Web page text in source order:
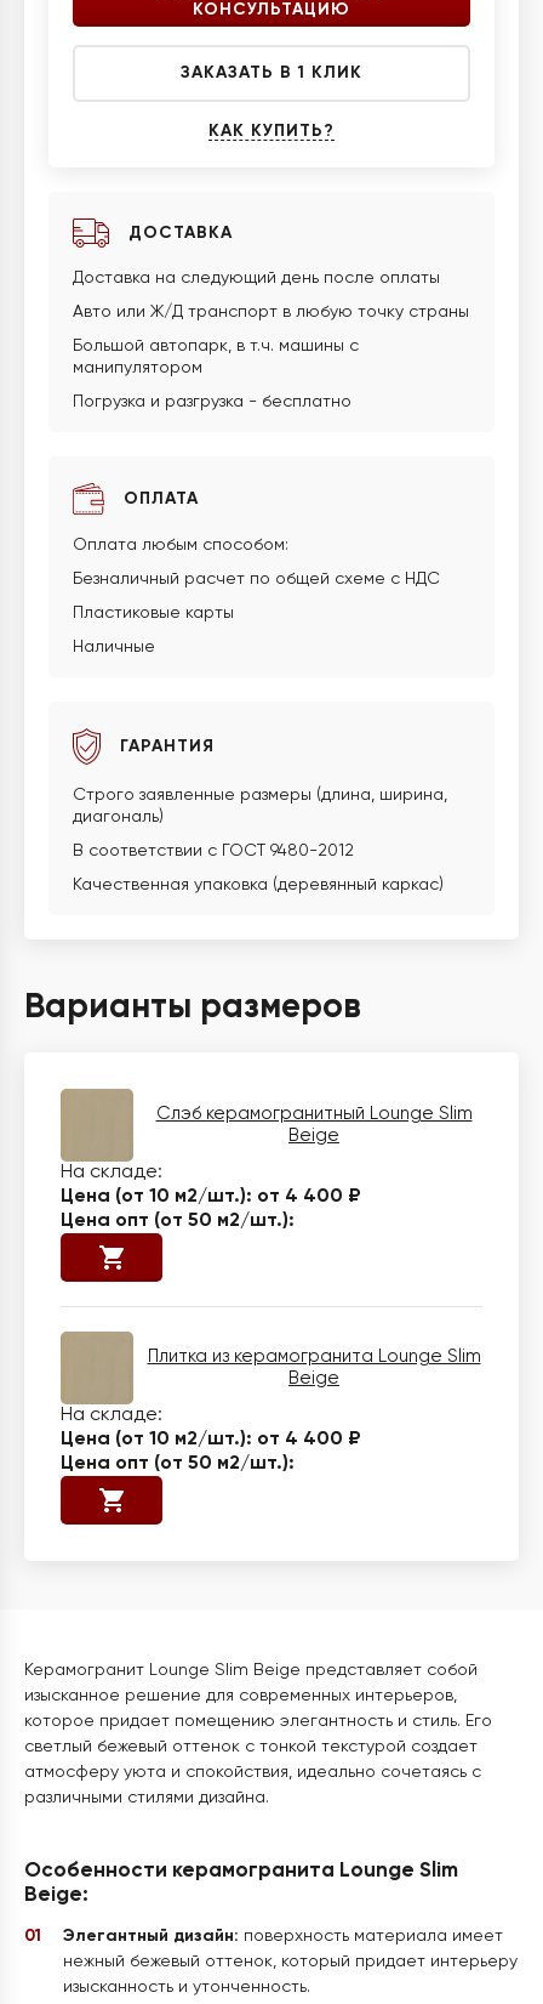
КОНСУЛЬТАЦИЮ
ЗАКАЗАТЬ В 1 КЛИК
КАК КУПИТЬ?
ДОСТАВКА
Доставка на следующий день после оплаты
Авто или Ж/Д транспорт в любую точку страны
Большой автопарк, в т.ч. машины с
манипулятором
Погрузка и разгрузка - бесплатно
ОПЛАТА
Оплата любым способом:
Безналичный расчет по общей схеме с НДС
Пластиковые карты
Наличные
ГАРАНТИЯ
Строго заявленные размеры (длина, ширина,
диагональ)
В соответствии с ГОСТ 9480-2012
Качественная упаковка (деревянный каркас)
Варианты размеров
Слэб керамогранитный Lounge Slim
Beige
от 4 400 ₽
Плитка из керамогранита Lounge Slim
Beige
от 4 400 ₽
Керамогранит Lounge Slim Beige представляет собой
изысканное решение для современных интерьеров,
которое придает помещению элегантность и стиль. Его
светлый бежевый оттенок с тонкой текстурой создает
атмосферу уюта и спокойствия, идеально сочетаясь с
различными стилями дизайна.
Особенности керамогранита Lounge Slim
Beige:
Элегантный дизайн: поверхность материала имеет
нежный бежевый оттенок, который придает интерьеру
изысканность и утонченность.